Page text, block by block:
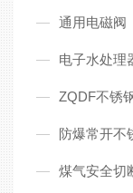
通用电磁阀
电子水处理
ZQDF不锈
防爆常开不
煤气安全切